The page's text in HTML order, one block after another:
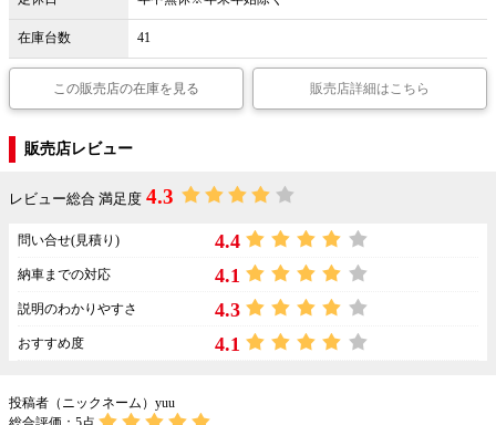
在庫台数 41
この販売店の在庫を見る 販売店詳細はこちら
販売店レビュー
レビュー総合 満足度 4.3
問い合せ(見積り) 4.4
納車までの対応 4.1
説明のわかりやすさ 4.3
おすすめ度 4.1
投稿者（ニックネーム）yuu